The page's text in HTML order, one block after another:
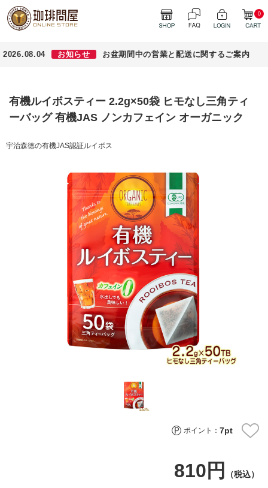
0
2026.08.04 お知らせ お盆期間中の営業と配送に関するご案内
有機ルイボスティー 2.2g×50袋 ヒモなし三角ティ
ーバッグ 有機JAS ノンカフェイン オーガニック
宇治森徳の有機JAS認証ルイボス
ポイント：7pt
810円 （税込）